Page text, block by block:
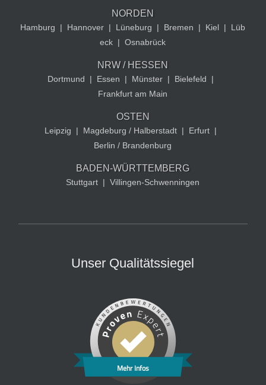
NORDEN
Hamburg | Hannover | Lüneburg | Bremen | Kiel |
Lüb
eck | Osnabrück
NRW / HESSEN
Dortmund | Essen | Münster | Bielefeld
|
Frankfurt am Main
OSTEN
Leipzig | Magdeburg / Halberstadt | Erfurt |
Berlin / Brandenburg
BADEN-WÜRTTEMBERG
Stuttgart | Villingen-Schwenningen
Unser Qualitätssiegel
Mehr Infos